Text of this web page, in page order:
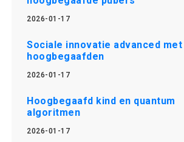
2026-01-17
Sociale innovatie advanced met
hoogbegaafden
2026-01-17
Hoogbegaafd kind en quantum
algoritmen
2026-01-17